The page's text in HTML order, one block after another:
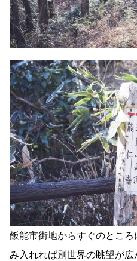
飯能市街地からすぐのとこ
み入れれば別世界の眺望が